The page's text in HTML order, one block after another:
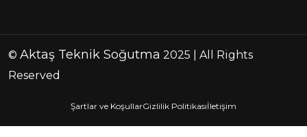
© Aktaş Teknik Soğutma 2025 | All Rights
Reserved
Şartlar ve KoşullarGizlilik Politikasıİletişim